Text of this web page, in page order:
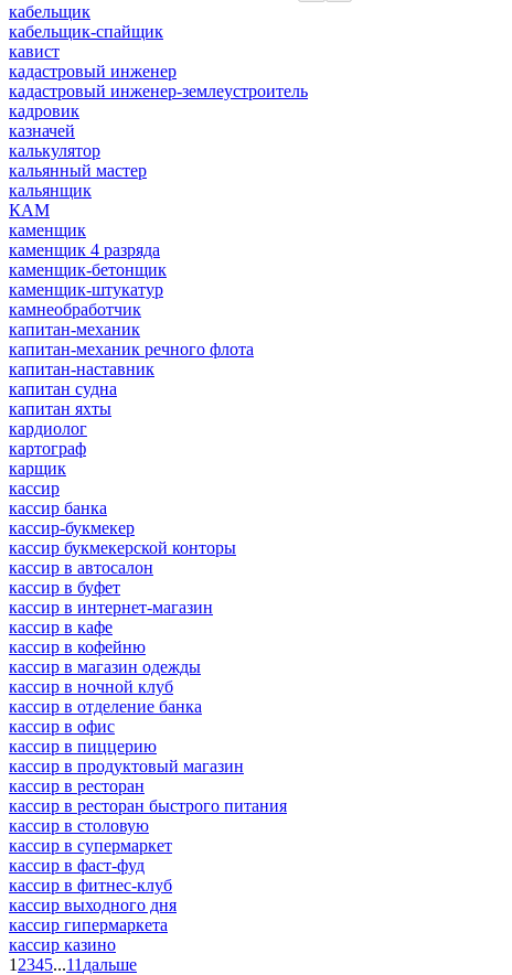
кабельщик
кабельщик-спайщик
кавист
кадастровый инженер
кадастровый инженер-землеустроитель
кадровик
казначей
калькулятор
кальянный мастер
кальянщик
КАМ
каменщик
каменщик 4 разряда
каменщик-бетонщик
каменщик-штукатур
камнеобработчик
капитан-механик
капитан-механик речного флота
капитан-наставник
капитан судна
капитан яхты
кардиолог
картограф
карщик
кассир
кассир банка
кассир-букмекер
кассир букмекерской конторы
кассир в автосалон
кассир в буфет
кассир в интернет-магазин
кассир в кафе
кассир в кофейню
кассир в магазин одежды
кассир в ночной клуб
кассир в отделение банка
кассир в офис
кассир в пиццерию
кассир в продуктовый магазин
кассир в ресторан
кассир в ресторан быстрого питания
кассир в столовую
кассир в супермаркет
кассир в фаст-фуд
кассир в фитнес-клуб
кассир выходного дня
кассир гипермаркета
кассир казино
1 2345...11 дальше